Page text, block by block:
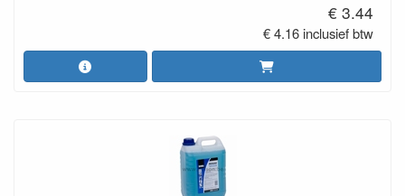
€ 3.44
€ 4.16 inclusief btw